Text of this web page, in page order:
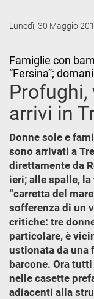
Lunedì, 30 Maggio
Famiglie con
“Fersina”;
arrivi in
Donne sole e
sono arrivati a
direttamente da
ieri; alle spalle,
“carretta del
sofferenza di un
critiche: tre
particolare, è
ustionata da una
barcone. Ora
nelle casette
adiacenti alla